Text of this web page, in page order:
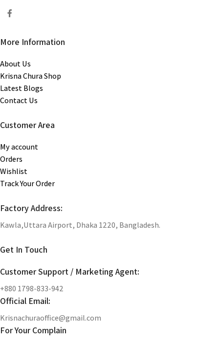
More Information
About Us
Krisna Chura Shop
Latest Blogs
Contact Us
Customer Area
My account
Orders
Wishlist
Track Your Order
Factory Address:
Kawla,Uttara Airport, Dhaka 1220, Bangladesh.
Get In Touch
Customer Support / Marketing Agent:
+880 1798-833-942
Official Email:
Krisnachuraoffice@gmail.com
For Your Complain